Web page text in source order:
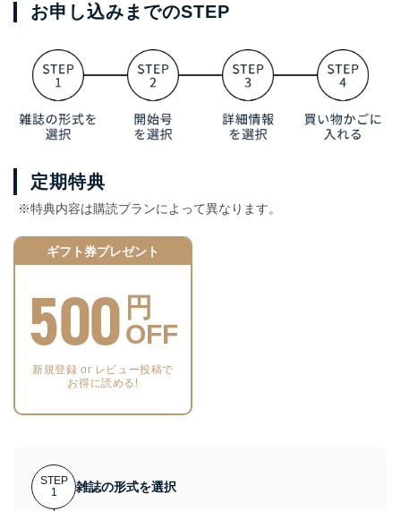
お申し込みまでのSTEP
定期特典
※特典内容は購読プランによって異なります。
ギフト券プレゼント
500 円
OFF
新規登録 or レビュー投稿で
お得に読める!
STEP
1
雑誌の形式を選択